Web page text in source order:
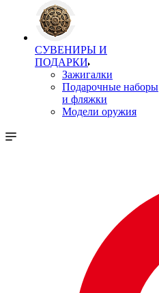
СУВЕНИРЫ И
ПОДАРКИ
Зажигалки
Подарочные наборы
и фляжки
Модели оружия